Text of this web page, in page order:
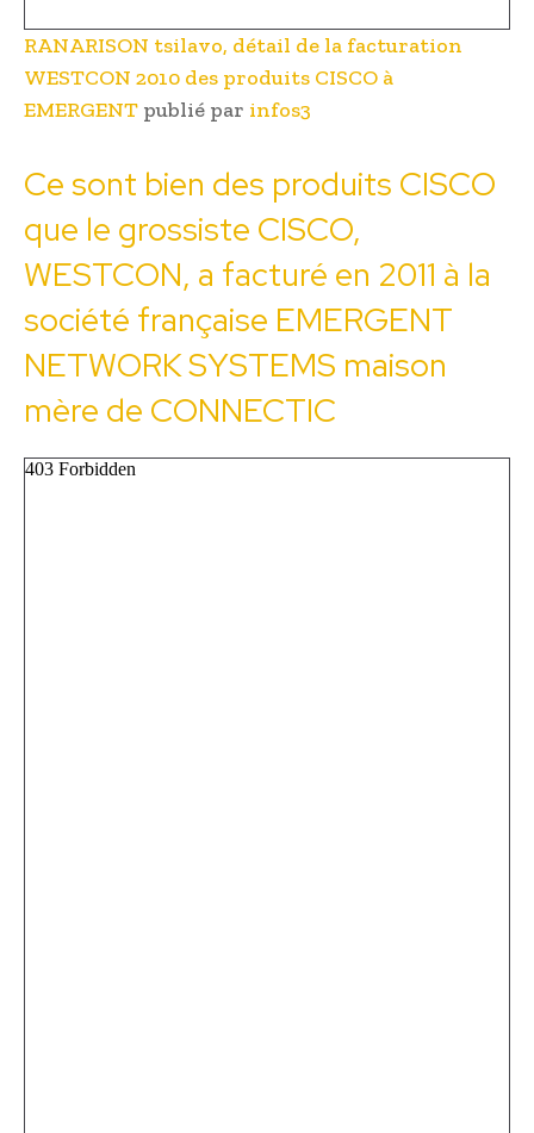
RANARISON tsilavo, détail de la facturation
WESTCON 2010 des produits CISCO à
EMERGENT publié par infos3
Ce sont bien des produits CISCO
que le grossiste CISCO,
WESTCON, a facturé en 2011 à la
société française EMERGENT
NETWORK SYSTEMS maison
mère de CONNECTIC